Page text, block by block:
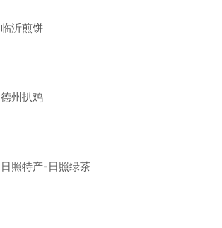
临沂煎饼
德州扒鸡
日照特产-日照绿茶